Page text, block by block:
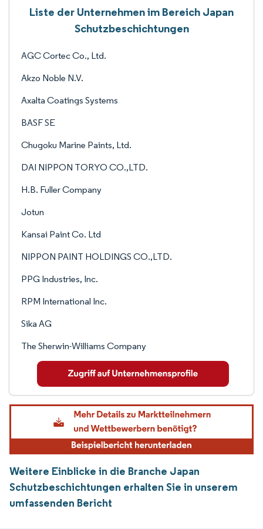
Liste der Unternehmen im Bereich Japan
Schutzbeschichtungen
AGC Cortec Co., Ltd.
Akzo Noble N.V.
Axalta Coatings Systems
BASF SE
Chugoku Marine Paints, Ltd.
DAI NIPPON TORYO CO.,LTD.
H.B. Fuller Company
Jotun
Kansai Paint Co. Ltd
NIPPON PAINT HOLDINGS CO.,LTD.
PPG Industries, Inc.
RPM International Inc.
Sika AG
The Sherwin-Williams Company
Weitere Einblicke in die Branche Japan
Schutzbeschichtungen erhalten Sie in unserem
umfassenden Bericht